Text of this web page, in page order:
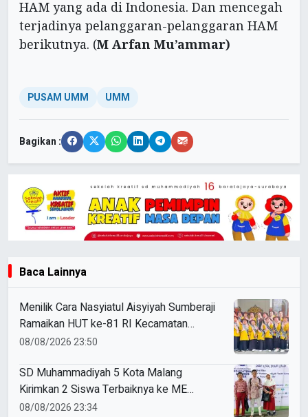
HAM yang ada di Indonesia. Dan mencegah
terjadinya pelanggaran-pelanggaran HAM
berikutnya. (M Arfan Mu’ammar)
PUSAM UMM UMM
Bagikan :
Baca Lainnya
Menilik Cara Nasyiatul Aisyiyah Sumberaji
Ramaikan HUT ke-81 RI Kecamatan
Sukodadi
08/08/2026 23:50
SD Muhammadiyah 5 Kota Malang
Kirimkan 2 Siswa Terbaiknya ke ME
Award 2026
08/08/2026 23:34